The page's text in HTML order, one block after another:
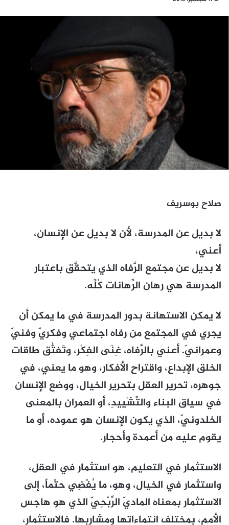
صلاح بوسريف
لا بديل عن المدرسة، لأن لا بديل عن الإنسان،
أعني،
لا بديل عن مجتمع الرَّفاه الذي يتحقَّق باعتبار
المدرسة هي رهان الرِّهانات كُلِّه.
لا يمكن الاستهانة بدور المدرسة في ما يمكن أن
يجري في المجتمع من رفاه اجتماعي وفكريّ وفنيّ
وعمرانيّ. أعني بالرَّفاه، غِنَى الفِكْر، وتَفتُّق طاقات
الخلق الإبداع، واقتراح الأفكار، وهو ما يعني، في
جوهره، تحرير العقل بتحرير الخيال، ووضع الإنسان
في سياق البناء والتَّشْييدِ، أو العمران بالمعنى
الخلدونيّ، الذي يكون الإنسان هو عموده، أو ما
يقوم عليه من أعمدة وأحجار.
الاستثمار في التعليم، هو استثمار في العقل،
واستثمار في الخيال، وهو، ما يُفْضِي حتْماً، إلى
الاستثمار بمعناه الماديّ الرِّبْحِيّ الذي هو هاجس
الأمم، بمختلف انتماءاتها ومشاربها. فالاستثمار،